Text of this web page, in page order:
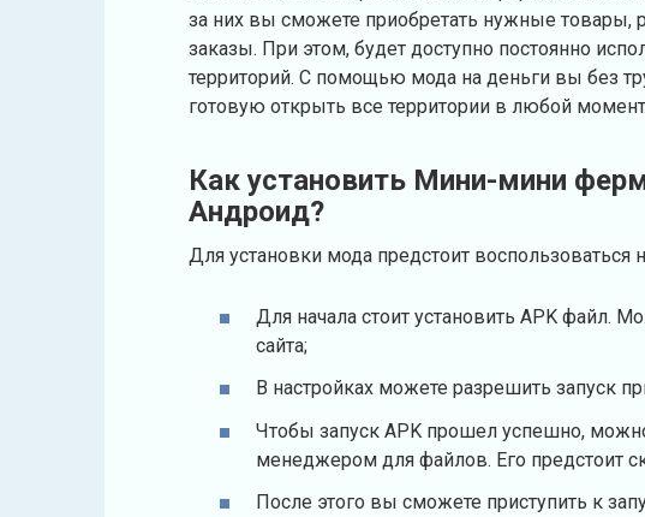
за них вы сможете приобретать нужные товары,
заказы. При этом, будет доступно постоянно
территорий. С помощью мода на деньги вы без
готовую открыть все территории в любой
Как установить Мини-мини
Андроид?
Для установки мода предстоит воспользоваться
Для начала стоит установить APK файл.
сайта;
В настройках можете разрешить запуск
Чтобы запуск APK прошел успешно,
менеджером для файлов. Его предстоит
После этого вы сможете приступить к